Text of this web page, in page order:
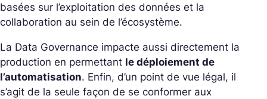
basées sur l’exploitation des données et la
collaboration au sein de l’écosystème.
La Data Governance impacte aussi directement la
production en permettant le déploiement de
l’automatisation. Enfin, d’un point de vue légal, il
s’agit de la seule façon de se conformer aux